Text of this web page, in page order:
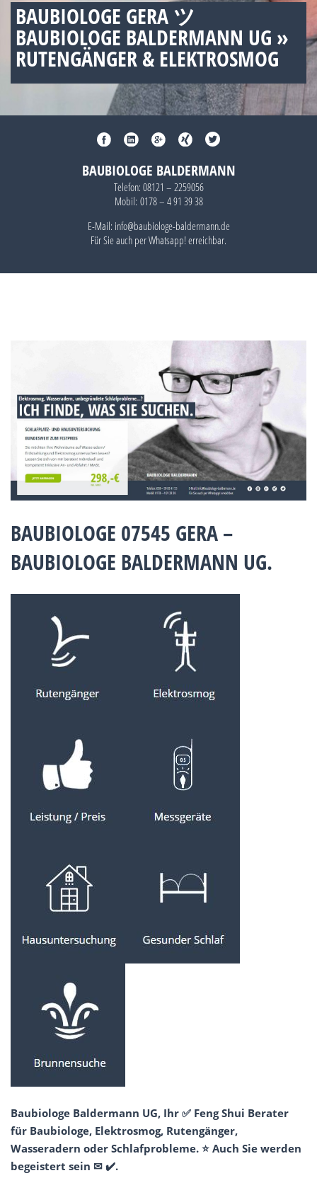
BAUBIOLOGE GERA ツ
BAUBIOLOGE BALDERMANN UG »
RUTENGÄNGER & ELEKTROSMOG
BAUBIOLOGE BALDERMANN
Telefon: 08121 – 2259056
Mobil: 0178 – 4 91 39 38
E-Mail: info@baubiologe-baldermann.de
Für Sie auch perWhatsapp!erreichbar.
BAUBIOLOGE 07545 GERA –
BAUBIOLOGE BALDERMANN UG.
Baubiologe Baldermann UG, Ihr ✅ Feng Shui Berater
für Baubiologe, Elektrosmog, Rutengänger,
Wasseradern oder Schlafprobleme. ⭐ Auch Sie werden
begeistert sein ✉ ✔️.